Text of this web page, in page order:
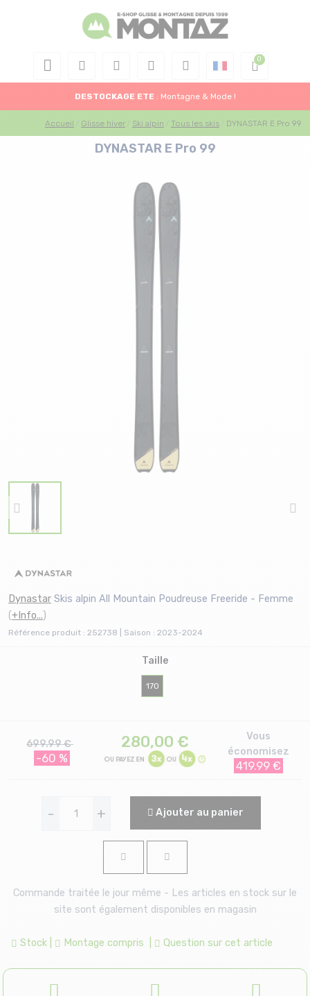
DESTOCKAGE ETE : Montagne & Mode !
Accueil Glisse hiver Ski alpin Tous les skis DYNASTAR E Pro 99
DYNASTAR E Pro 99
Dynastar Skis alpin All Mountain Poudreuse Freeride - Femme
(+Info...)
Référence produit : 252738 | Saison : 2023-2024
Taille
170
699.99 €
-60 %
280,00 €
Vous
économisez
419.99 €
- + Ajouter au panier
Commande traitée le jour même - Les articles en stock sur le
site sont également disponibles en magasin
Stock Montage compris Question sur cet article